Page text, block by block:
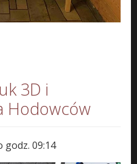
3D i
Hodowców
godz. 09:14